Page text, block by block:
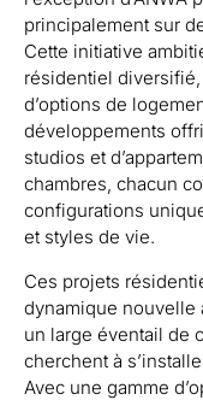
principalement sur
Cette initiative
résidentiel
d’options de
développements
studios et
chambres, chacun
configurations
et styles de vie.
Ces projets
dynamique nouvelle
un large éventail de
cherchent à
Avec une gamme